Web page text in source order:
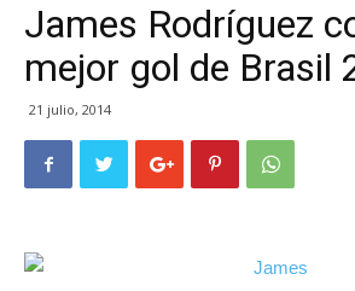
James Rodríguez
mejor gol de Brasil
21 julio, 2014